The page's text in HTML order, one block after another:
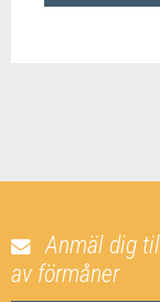
Anmäl dig
av förmåner